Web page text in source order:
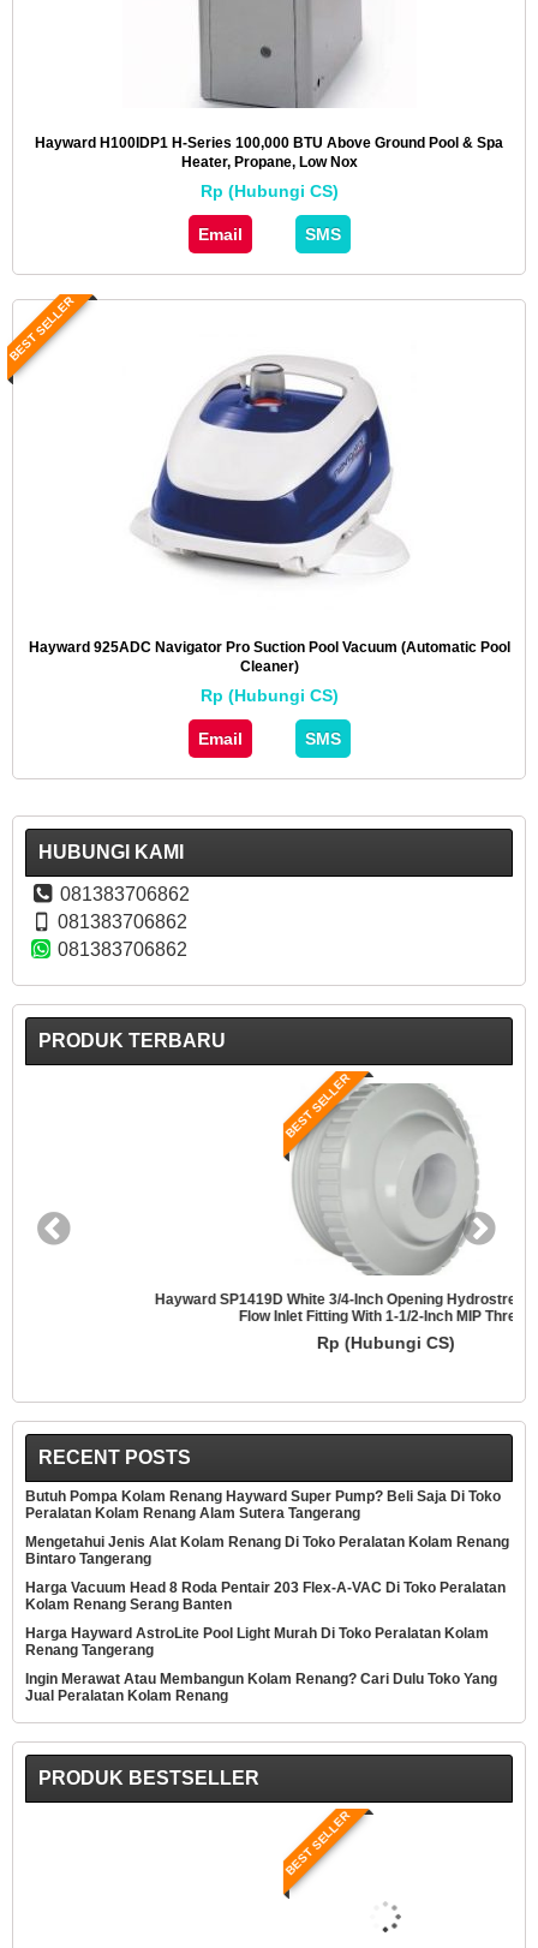
Hayward H100IDP1 H-Series 100,000 BTU Above Ground Pool & Spa
Heater, Propane, Low Nox
Rp (Hubungi CS)
Email SMS
BEST SELLER
Hayward 925ADC Navigator Pro Suction Pool Vacuum (Automatic Pool
Cleaner)
Rp (Hubungi CS)
Email SMS
HUBUNGI KAMI
081383706862
081383706862
081383706862
PRODUK TERBARU
Hayward SP1419D White 3/4-Inch Opening Hydrostream Directional
Flow Inlet Fitting With 1-1/2-Inch MIP Thread
Rp (Hubungi CS)
RECENT POSTS
Butuh Pompa Kolam Renang Hayward Super Pump? Beli Saja Di Toko
Peralatan Kolam Renang Alam Sutera Tangerang
Mengetahui Jenis Alat Kolam Renang Di Toko Peralatan Kolam Renang
Bintaro Tangerang
Harga Vacuum Head 8 Roda Pentair 203 Flex-A-VAC Di Toko Peralatan
Kolam Renang Serang Banten
Harga Hayward AstroLite Pool Light Murah Di Toko Peralatan Kolam
Renang Tangerang
Ingin Merawat Atau Membangun Kolam Renang? Cari Dulu Toko Yang
Jual Peralatan Kolam Renang
PRODUK BESTSELLER